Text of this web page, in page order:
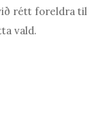
rétt foreldra til
vald.